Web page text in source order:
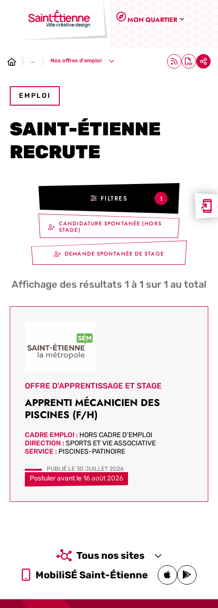
Panneau de gestion des cookies
MON QUARTIER
... Nos offres d'emploi
EMPLOI
SAINT-ÉTIENNE
RECRUTE
FILTRES 1
CANDIDATURE SPONTANÉE (HORS
STAGE)
DEMANDE SPONTANÉE DE STAGE
Affichage des résultats 1 à 1 sur 1 au total
OFFRE D'APPRENTISSAGE ET STAGE
APPRENTI MÉCANICIEN DES
PISCINES (F/H)
CADRE EMPLOI : HORS CADRE D'EMPLOI
DIRECTION : SPORTS ET VIE ASSOCIATIVE
SERVICE : PISCINES-PATINOIRE
PUBLIÉ LE 30 JUILLET 2026
Postuler avant le16 août 2026
MobiliSÉ Saint-Étienne
Tous nos sites